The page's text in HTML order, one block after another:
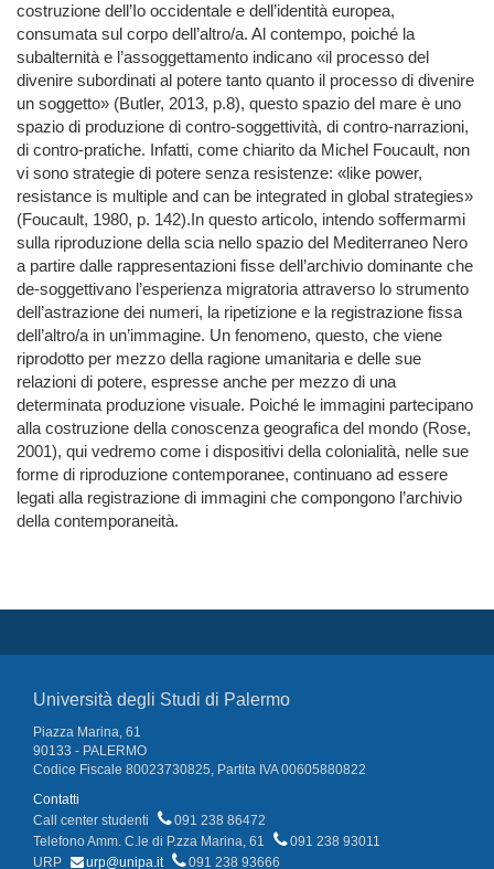
costruzione dell’Io occidentale e dell’identità europea,
consumata sul corpo dell’altro/a. Al contempo, poiché la
subalternità e l’assoggettamento indicano «il processo del
divenire subordinati al potere tanto quanto il processo di divenire
un soggetto» (Butler, 2013, p.8), questo spazio del mare è uno
spazio di produzione di contro-soggettività, di contro-narrazioni,
di contro-pratiche. Infatti, come chiarito da Michel Foucault, non
vi sono strategie di potere senza resistenze: «like power,
resistance is multiple and can be integrated in global strategies»
(Foucault, 1980, p. 142).In questo articolo, intendo soffermarmi
sulla riproduzione della scia nello spazio del Mediterraneo Nero
a partire dalle rappresentazioni fisse dell’archivio dominante che
de-soggettivano l’esperienza migratoria attraverso lo strumento
dell’astrazione dei numeri, la ripetizione e la registrazione fissa
dell’altro/a in un’immagine. Un fenomeno, questo, che viene
riprodotto per mezzo della ragione umanitaria e delle sue
relazioni di potere, espresse anche per mezzo di una
determinata produzione visuale. Poiché le immagini partecipano
alla costruzione della conoscenza geografica del mondo (Rose,
2001), qui vedremo come i dispositivi della colonialità, nelle sue
forme di riproduzione contemporanee, continuano ad essere
legati alla registrazione di immagini che compongono l’archivio
della contemporaneità.
Università degli Studi di Palermo
Piazza Marina, 61
90133 - PALERMO
Codice Fiscale 80023730825, Partita IVA 00605880822
Contatti
Call center studenti
091 238 86472
Telefono Amm. C.le di P.zza Marina, 61
091 238 93011
URP
urp@unipa.it 091 238 93666